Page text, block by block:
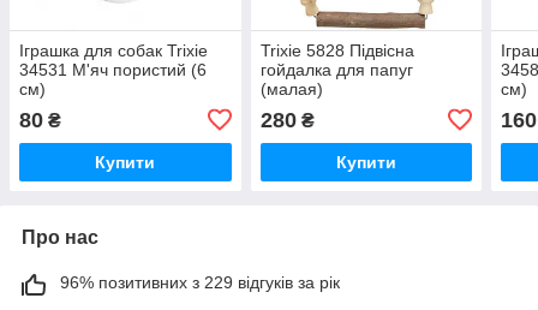
Іграшка для собак Trixie
34531 М'яч пористий (6
см)
80 ₴
Купити
Trixie 5828 Підвісна
гойдалка для папуг
(малая)
280₴
Купити
см)
160
Про нас
96% позитивних з 229 відгуків за рік